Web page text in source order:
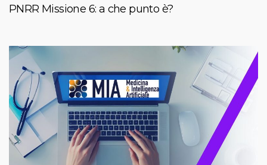
PNRR Missione 6: a che punto è?